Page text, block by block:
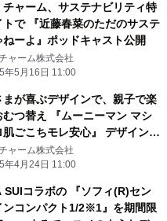
チャーム、サステナビリティ特
トで 『近藤春菜のただのサステ
ねーよ』ポッドキャスト公開
ャーム株式会社
年5月16日 11:00
まが喜ぶデザインで、親子で楽
むつ替え 『ムーニーマン マシ
肌ごこちモレ安心』 デザイン企
限定発売
ャーム株式会社
年4月24日 11:00
SUIコラボの 『ソフィ(R)セン
ンコンパクト1/2※1』を期間限